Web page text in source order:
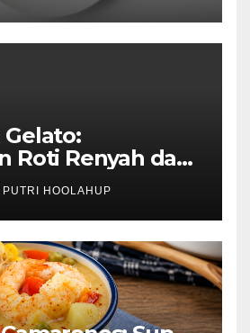
Roti Renyah dan
yang
PUTRI HOOLAHUP